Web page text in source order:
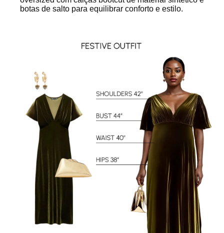
botas de salto para equilibrar conforto e estilo.